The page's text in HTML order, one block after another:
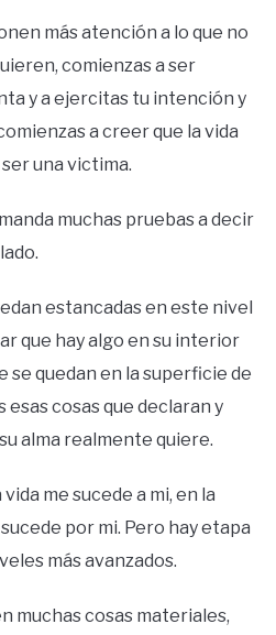
más atención a lo que no
comienzas a ser
y a ejercitas tu intención y
a creer que la vida
una victima.
muchas pruebas a decir
estancadas en este nivel
que hay algo en su interior
se quedan en la superficie de
cosas que declaran y
alma realmente quiere.
me sucede a mi, en la
por mi. Pero hay etapa
más avanzados.
muchas cosas materiales,